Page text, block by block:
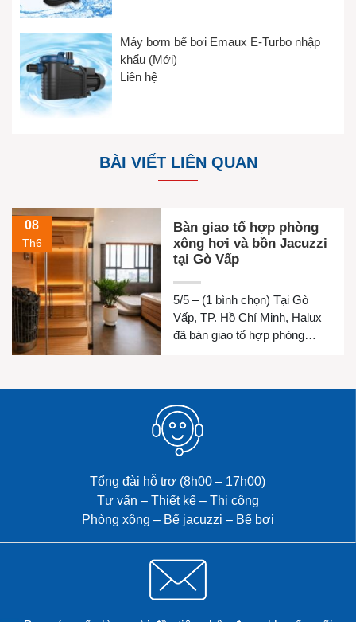
Máy bơm bể bơi Emaux E-Turbo nhập
khẩu (Mới)
Liên hệ
BÀI VIẾT LIÊN QUAN
08
Th6
Bàn giao tổ hợp phòng
xông hơi và bồn Jacuzzi
tại Gò Vấp
5/5 – (1 bình chọn) Tại Gò
Vấp, TP. Hồ Chí Minh, Halux
đã bàn giao tổ hợp phòng
đình chị Luyện. Công trình
được thiết kế đồng bộ nhằm
mang đến không gian thư giãn
riêng tư, chăm sóc sức khỏe
và […]
Tổng đài hỗ trợ (8h00 – 17h00)
Tư vấn – Thiết kế – Thi công
Phòng xông – Bể jacuzzi – Bể bơi